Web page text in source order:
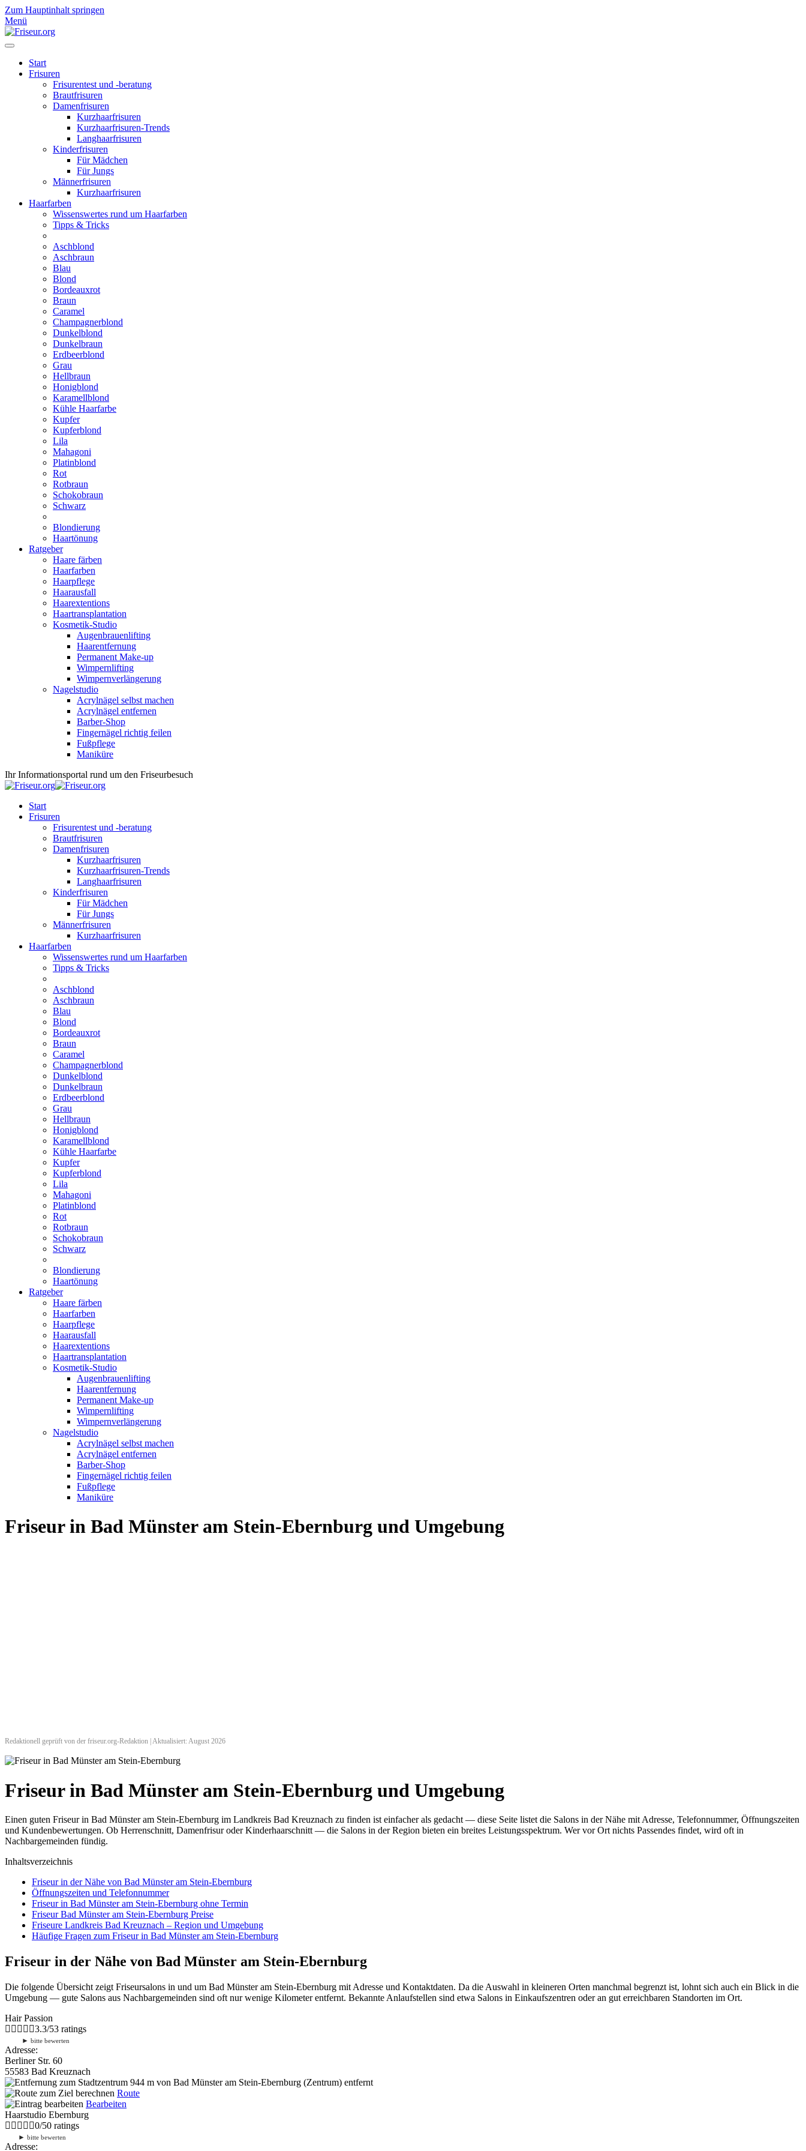
Zum Hauptinhalt springen
Menü
Start
Frisuren
Frisurentest und -beratung
Brautfrisuren
Damenfrisuren
Kurzhaarfrisuren
Kurzhaarfrisuren-Trends
Langhaarfrisuren
Kinderfrisuren
Für Mädchen
Für Jungs
Männerfrisuren
Kurzhaarfrisuren
Haarfarben
Wissenswertes rund um Haarfarben
Tipps & Tricks
Aschblond
Aschbraun
Blau
Blond
Bordeauxrot
Braun
Caramel
Champagnerblond
Dunkelblond
Dunkelbraun
Erdbeerblond
Grau
Hellbraun
Honigblond
Karamellblond
Kühle Haarfarbe
Kupfer
Kupferblond
Lila
Mahagoni
Platinblond
Rot
Rotbraun
Schokobraun
Schwarz
Blondierung
Haartönung
Ratgeber
Haare färben
Haarfarben
Haarpflege
Haarausfall
Haarextentions
Haartransplantation
Kosmetik-Studio
Augenbrauenlifting
Haarentfernung
Permanent Make-up
Wimpernlifting
Wimpernverlängerung
Nagelstudio
Acrylnägel selbst machen
Acrylnägel entfernen
Barber-Shop
Fingernägel richtig feilen
Fußpflege
Maniküre
Ihr Informationsportal rund um den Friseurbesuch
Start
Frisuren
Frisurentest und -beratung
Brautfrisuren
Damenfrisuren
Kurzhaarfrisuren
Kurzhaarfrisuren-Trends
Langhaarfrisuren
Kinderfrisuren
Für Mädchen
Für Jungs
Männerfrisuren
Kurzhaarfrisuren
Haarfarben
Wissenswertes rund um Haarfarben
Tipps & Tricks
Aschblond
Aschbraun
Blau
Blond
Bordeauxrot
Braun
Caramel
Champagnerblond
Dunkelblond
Dunkelbraun
Erdbeerblond
Grau
Hellbraun
Honigblond
Karamellblond
Kühle Haarfarbe
Kupfer
Kupferblond
Lila
Mahagoni
Platinblond
Rot
Rotbraun
Schokobraun
Schwarz
Blondierung
Haartönung
Ratgeber
Haare färben
Haarfarben
Haarpflege
Haarausfall
Haarextentions
Haartransplantation
Kosmetik-Studio
Augenbrauenlifting
Haarentfernung
Permanent Make-up
Wimpernlifting
Wimpernverlängerung
Nagelstudio
Acrylnägel selbst machen
Acrylnägel entfernen
Barber-Shop
Fingernägel richtig feilen
Fußpflege
Maniküre
Friseur in Bad Münster am Stein-Ebernburg und Umgebung
Redaktionell geprüft von der friseur.org-Redaktion | Aktualisiert: August 2026
Friseur in Bad Münster am Stein-Ebernburg und Umgebung
Einen guten Friseur in Bad Münster am Stein-Ebernburg im Landkreis Bad Kreuznach zu finden ist einfacher als gedacht — diese Seite listet die Salons in der Nähe mit Adresse, Telefonnummer, Öffnungszeiten
und Kundenbewertungen. Ob Herrenschnitt, Damenfrisur oder Kinderhaarschnitt — die Salons in der Region bieten ein breites Leistungsspektrum. Wer vor Ort nichts Passendes findet, wird oft in
Nachbargemeinden fündig.
Inhaltsverzeichnis
Friseur in der Nähe von Bad Münster am Stein-Ebernburg
Öffnungszeiten und Telefonnummer
Friseur in Bad Münster am Stein-Ebernburg ohne Termin
Friseur Bad Münster am Stein-Ebernburg Preise
Friseure Landkreis Bad Kreuznach – Region und Umgebung
Häufige Fragen zum Friseur in Bad Münster am Stein-Ebernburg
Friseur in der Nähe von Bad Münster am Stein-Ebernburg
Die folgende Übersicht zeigt Friseursalons in und um Bad Münster am Stein-Ebernburg mit Adresse und Kontaktdaten. Da die Auswahl in kleineren Orten manchmal begrenzt ist, lohnt sich auch ein Blick in die
Umgebung — gute Salons aus Nachbargemeinden sind oft nur wenige Kilometer entfernt. Bekannte Anlaufstellen sind etwa Salons in Einkaufszentren oder an gut erreichbaren Standorten im Ort.
Hair Passion
3.3/53 ratings
► bitte bewerten
Adresse:
Berliner Str. 60
55583 Bad Kreuznach
944 m von Bad Münster am Stein-Ebernburg (Zentrum) entfernt
Route
Bearbeiten
Haarstudio Ebernburg
0/50 ratings
► bitte bewerten
Adresse: